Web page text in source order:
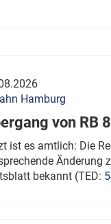
Hamburg
von RB
ist es amtlich: Die
Änderung
bekannt (TED: